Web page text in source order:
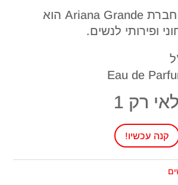
הוא:
₪220.00.
הבושם Ari של חברת Ariana Grande הוא
ופירותי לנשים.
רק 1
קנה עכשיו!